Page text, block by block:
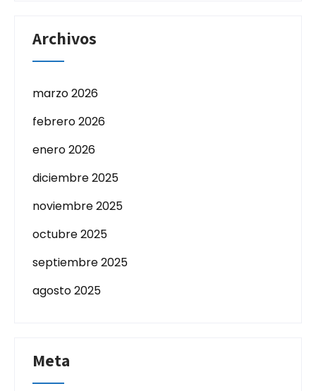
Archivos
marzo 2026
febrero 2026
enero 2026
diciembre 2025
noviembre 2025
octubre 2025
septiembre 2025
agosto 2025
Meta